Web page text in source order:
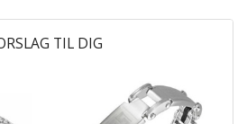
TIL DIG